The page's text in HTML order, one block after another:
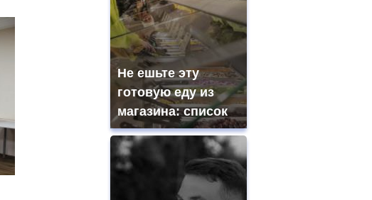
Не ешьте эту
готовую еду из
магазина: список